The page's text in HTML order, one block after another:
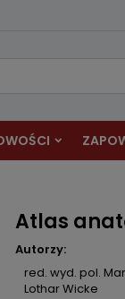
Atlas
Autorzy:
red. wyd. pol.
Lothar Wicke
na swojej